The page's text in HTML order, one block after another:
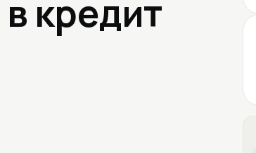
в кредит